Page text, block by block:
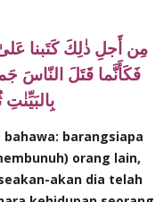
مِن أَجلِ ذٰلِكَ كَتَبنا
فَكَأَنَّما قَتَلَ النّاسَ
barangsiapa
orang lain,
akan dia telah